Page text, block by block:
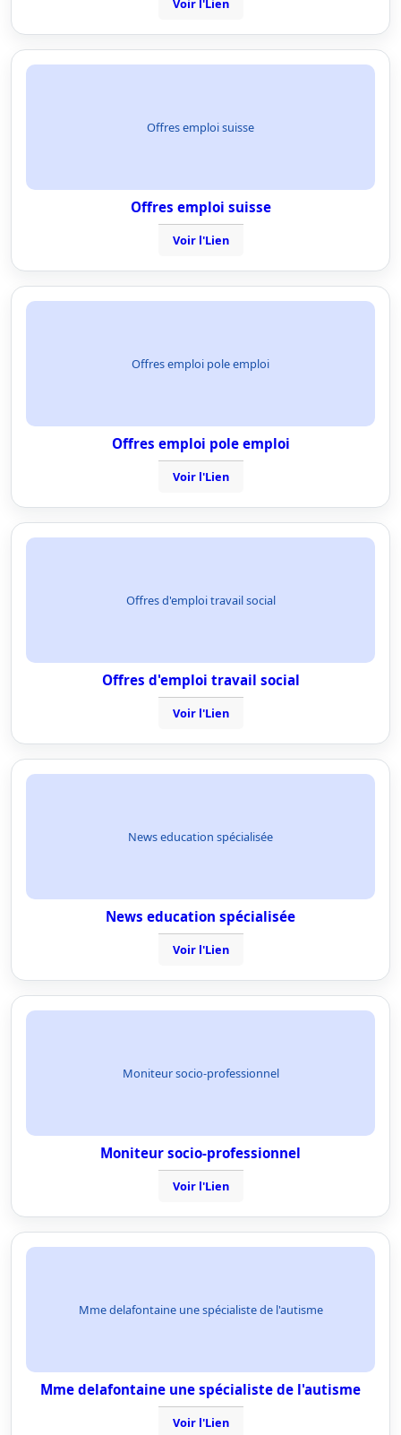
Voir l'Lien
Offres emploi suisse
Offres emploi suisse
Voir l'Lien
Offres emploi pole emploi
Offres emploi pole emploi
Voir l'Lien
Offres d'emploi travail social
Offres d'emploi travail social
Voir l'Lien
News education spécialisée
News education spécialisée
Voir l'Lien
Moniteur socio-professionnel
Moniteur socio-professionnel
Voir l'Lien
Mme delafontaine une spécialiste de l'autisme
Mme delafontaine une spécialiste de l'autisme
Voir l'Lien